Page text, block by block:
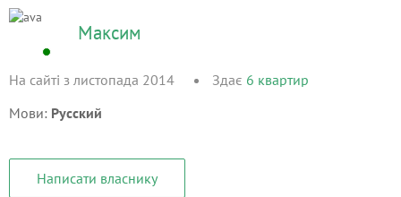
Максим
На сайті з листопада 2014 Здає 6 квартир
Мови: Русский
Написати власнику